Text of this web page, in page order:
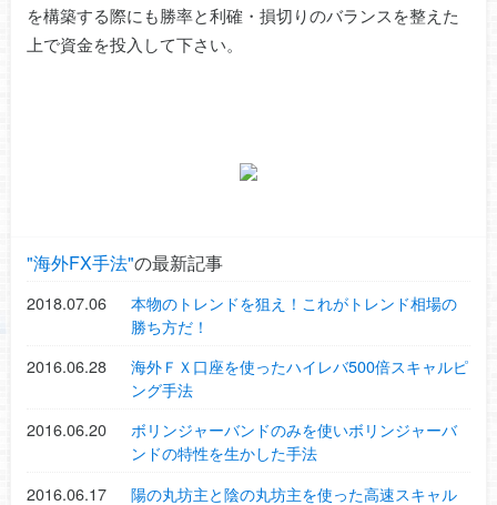
を構築する際にも勝率と利確・損切りのバランスを整えた
上で資金を投入して下さい。
海外FX手法 の最新記事
2018.07.06
本物のトレンドを狙え！これがトレンド相場の
勝ち方だ！
2016.06.28
海外ＦＸ口座を使ったハイレバ500倍スキャルピ
ング手法
2016.06.20
ボリンジャーバンドのみを使いボリンジャーバ
ンドの特性を生かした手法
2016.06.17
陽の丸坊主と陰の丸坊主を使った高速スキャル